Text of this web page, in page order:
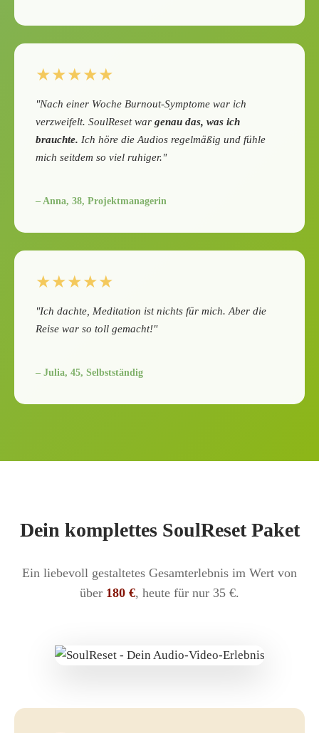
★★★★★
"Nach einer Woche Burnout-Symptome war ich
verzweifelt. SoulReset war genau das, was ich
brauchte. Ich höre die Audios regelmäßig und fühle
mich seitdem so viel ruhiger."
– Anna, 38, Projektmanagerin
★★★★★
"Ich dachte, Meditation ist nichts für mich. Aber die
Reise war so toll gemacht!"
– Julia, 45, Selbstständig
Dein komplettes SoulReset Paket
Ein liebevoll gestaltetes Gesamterlebnis im Wert von
über 180 €, heute für nur 35 €.